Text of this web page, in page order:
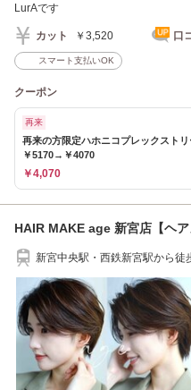
LurAです
カット ￥3,520 口
スマート支払いOK
クーポン
再来
再来の方限定ハホニコプレックスト
￥5170→￥4070
￥4,070
HAIR MAKE age 新宮店【ヘア
新宮中央駅・西鉄新宮駅から徒